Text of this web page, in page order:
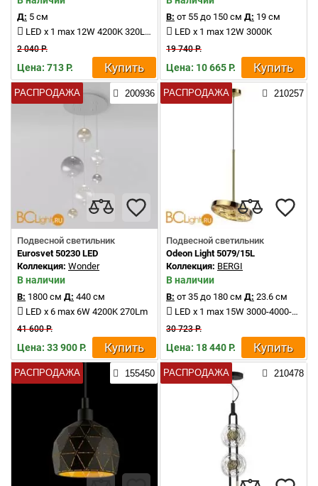
Д: 5 см
LED x 1 max 12W 4200K 320Lm
2 040 Р.
Цена: 713 Р. Купить
В: от 55 до 150 см Д: 19 см
LED x 1 max 12W 3000K
19 740 Р.
Цена: 10 665 Р. Купить
РАСПРОДАЖА 200936
Подвесной светильник
Eurosvet 50230 LED
Коллекция: Wonder
В наличии
В: 1800 см Д: 440 см
LED x 6 max 6W 4200K 270Lm
41 600 Р.
Цена: 33 900 Р. Купить
РАСПРОДАЖА 210257
Подвесной светильник
Odeon Light 5079/15L
Коллекция: BERGI
В наличии
В: от 35 до 180 см Д: 23.6 см
LED x 1 max 15W 3000-4000-6000K
30 723 Р.
Цена: 18 440 Р. Купить
РАСПРОДАЖА 155450 РАСПРОДАЖА 210478